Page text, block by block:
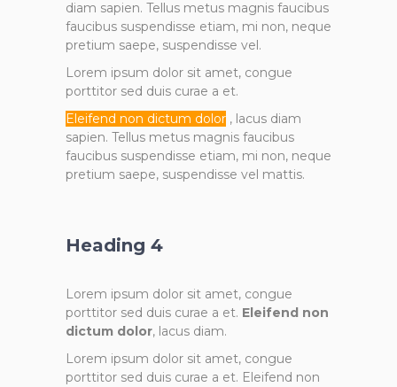
diam sapien. Tellus metus magnis faucibus
faucibus suspendisse etiam, mi non, neque
pretium saepe, suspendisse vel.
Lorem ipsum dolor sit amet, congue
porttitor sed duis curae a et.
Eleifend non dictum dolor , lacus diam
sapien. Tellus metus magnis faucibus
faucibus suspendisse etiam, mi non, neque
pretium saepe, suspendisse vel mattis.
Heading 4
Lorem ipsum dolor sit amet, congue
porttitor sed duis curae a et. Eleifend non
dictum dolor, lacus diam.
Lorem ipsum dolor sit amet, congue
porttitor sed duis curae a et. Eleifend non